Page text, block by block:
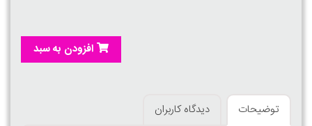
افزودن به سبد
توضیحات دیدگاه کاربران